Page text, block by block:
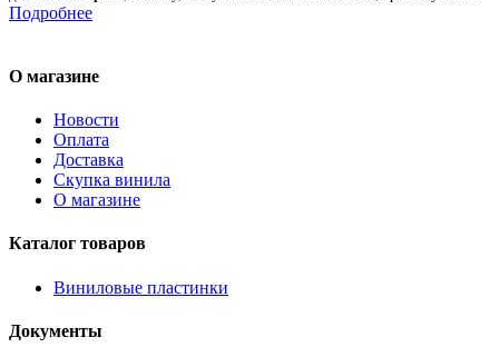
Подробнее
О магазине
Новости
Оплата
Доставка
Скупка винила
О магазине
Каталог товаров
Виниловые пластинки
Документы